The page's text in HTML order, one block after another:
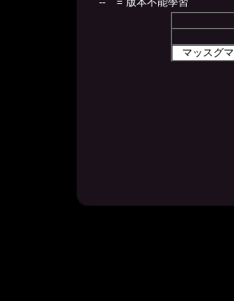
マッスグマ